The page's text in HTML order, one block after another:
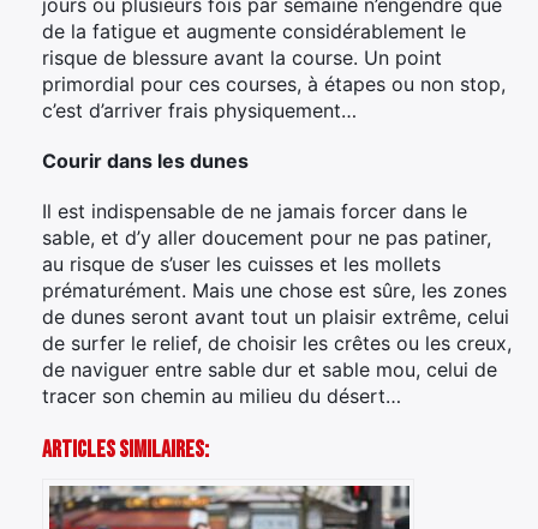
jours ou plusieurs fois par semaine n’engendre que
de la fatigue et augmente considérablement le
risque de blessure avant la course. Un point
primordial pour ces courses, à étapes ou non stop,
c’est d’arriver frais physiquement…
Courir dans les dunes
Il est indispensable de ne jamais forcer dans le
sable, et d’y aller doucement pour ne pas patiner,
au risque de s’user les cuisses et les mollets
prématurément. Mais une chose est sûre, les zones
de dunes seront avant tout un plaisir extrême, celui
de surfer le relief, de choisir les crêtes ou les creux,
de naviguer entre sable dur et sable mou, celui de
tracer son chemin au milieu du désert…
Articles Similaires: